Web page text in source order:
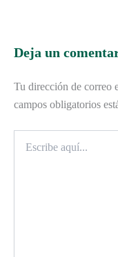
Deja un
Tu dirección de correo
campos obligatorios
aquí...